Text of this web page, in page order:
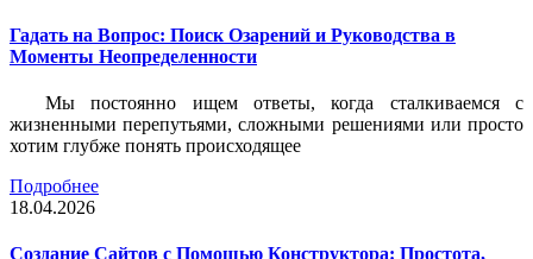
Гадать на Вопрос: Поиск Озарений и Руководства в
Моменты Неопределенности
Мы постоянно ищем ответы, когда сталкиваемся с
жизненными перепутьями, сложными решениями или просто
хотим глубже понять происходящее
Подробнее
18.04.2026
Создание Сайтов с Помощью Конструктора: Простота,